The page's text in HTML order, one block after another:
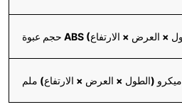
ميكرو (الطول × العرض × الارتفاع) ملم